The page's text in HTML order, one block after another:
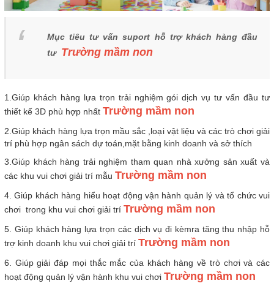
Mục tiêu tư vấn suport hỗ trợ khách hàng đầu
tư Trường mầm non
1.Giúp khách hàng lựa trọn trải nghiệm gói dịch vụ tư vấn đầu tư
thiết kế 3D phù hợp nhất Trường mầm non
2.Giúp khách hàng lựa trọn mầu sắc ,loại vật liệu và các trò chơi giải
trí phù hợp ngân sách dự toán,mặt bằng kinh doanh và sở thích
3.Giúp khách hàng trải nghiệm tham quan nhà xưởng sản xuất và
các khu vui chơi giải trí mẫu Trường mầm non
4. Giúp khách hàng hiểu hoạt động vận hành quản lý và tổ chức vui
chơi trong khu vui chơi giải trí Trường mầm non
5. Giúp khách hàng lựa trọn các dịch vụ đi kèmra tăng thu nhập hỗ
trợ kinh doanh khu vui chơi giải trí Trường mầm non
6. Giúp giải đáp mọi thắc mắc của khách hàng về trò chơi và các
hoạt động quản lý vận hành khu vui chơi Trường mầm non